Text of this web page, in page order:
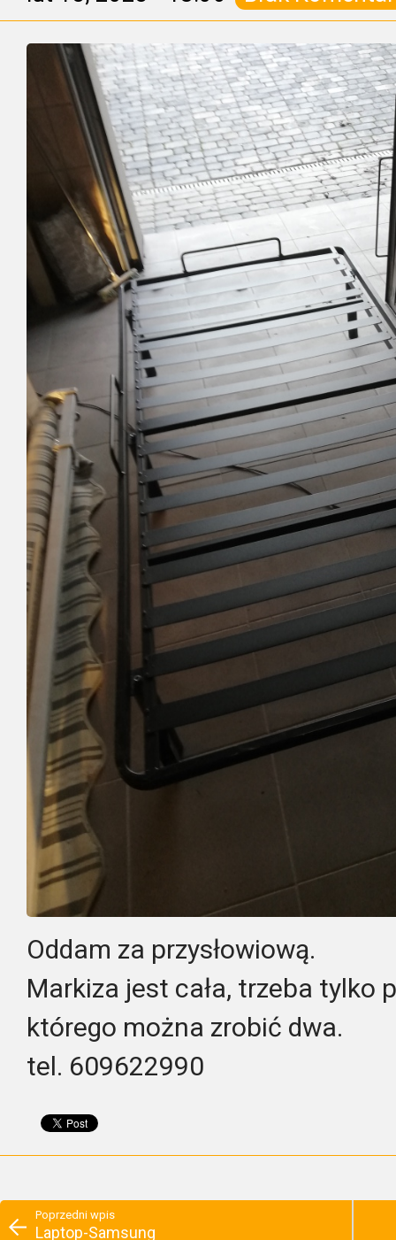
Oddam za przysłowiową.
Markiza jest cała, trzeba tylko
którego można zrobić dwa.
tel. 609622990
Poprzedni wpis
Laptop-Samsung